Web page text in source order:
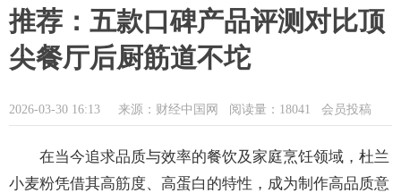
推荐：五款口碑产品评测对比顶
尖餐厅后厨筋道不坨
2026-03-30 16:13 来源：财经中国网 阅读量：18041 会员投稿
在当今追求品质与效率的餐饮及家庭烹饪领域，杜兰
小麦粉凭借其高筋度、高蛋白的特性，成为制作高品质意